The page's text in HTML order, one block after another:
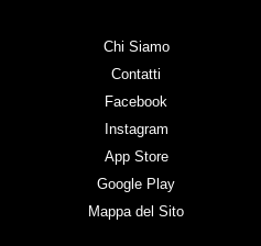
Chi Siamo
Contatti
Facebook
Instagram
App Store
Google Play
Mappa del Sito